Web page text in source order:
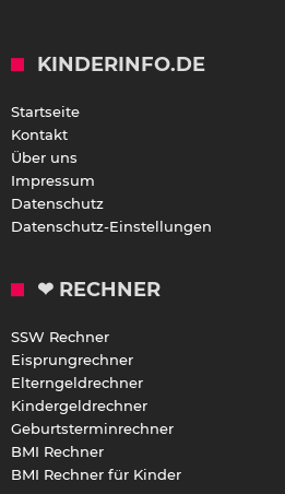
KINDERINFO.DE
Startseite
Kontakt
Über uns
Impressum
Datenschutz
Datenschutz-Einstellungen
❤ RECHNER
SSW Rechner
Eisprungrechner
Elterngeldrechner
Kindergeldrechner
Geburtsterminrechner
BMI Rechner
BMI Rechner für Kinder